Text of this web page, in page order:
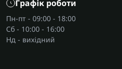
фарбопультів
Коли вибирається
дивляться не на одну
Графік роботи
Пн-пт - 09:00 - 18:00
Сб - 10:00 - 16:00
Нд - вихідний